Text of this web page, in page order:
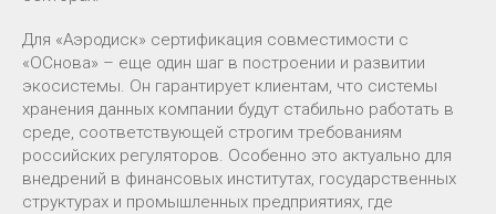
Для «Аэродиск» сертификация совместимости с
«ОСнова» – еще один шаг в построении и развитии
экосистемы. Он гарантирует клиентам, что системы
хранения данных компании будут стабильно работать в
среде, соответствующей строгим требованиям
российских регуляторов. Особенно это актуально для
внедрений в финансовых институтах, государственных
структурах и промышленных предприятиях, где